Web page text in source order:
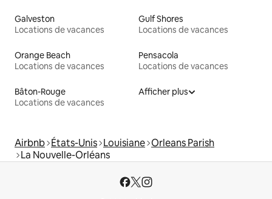
Galveston
Locations de vacances
Gulf Shores
Locations de vacances
Orange Beach
Locations de vacances
Pensacola
Locations de vacances
Bâton-Rouge
Locations de vacances
Afficher plus
Airbnb États-Unis Louisiane Orleans Parish
La Nouvelle-Orléans